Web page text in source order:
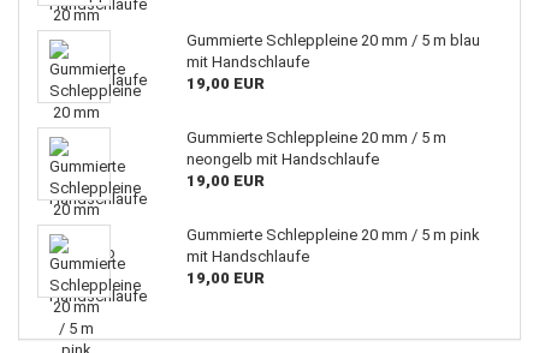
Gummierte Schleppleine 20 mm / 5 m blau
mit Handschlaufe
19,00 EUR
Gummierte Schleppleine 20 mm / 5 m
neongelb mit Handschlaufe
19,00 EUR
Gummierte Schleppleine 20 mm / 5 m pink
mit Handschlaufe
19,00 EUR